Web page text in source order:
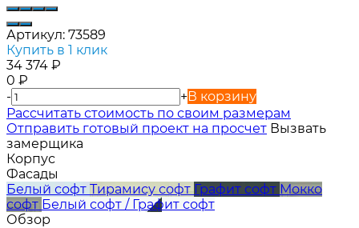
Артикул: 73589
Купить в 1 клик
34 374 ₽
0 ₽
-
+В корзину
Расcчитать стоимость по своим размерам
Отправить готовый проект на просчет Вызвать
замерщика
Корпус
Фасады
Белый софт Тирамису софт Графит софт Мокко
софт Белый софт / Графит софт
Обзор